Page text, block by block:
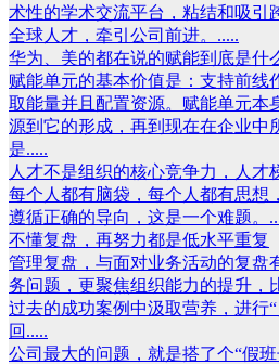
术性的学术交流平台，粘结和吸引
全球人才，牵引公司前进。.....
华为、美的都在说的赋能到底是什
赋能单元的基本价值是：支持前线
取能量并且配置资源。赋能单元本
源到它的形成，再到现在在企业中
是.....
人才不是组织的核心竞争力，人才
每个人都有脑袋，每个人都有思想
遵循正确的导向，这是一个难题。
不懂复盘，再努力都是低水平重复
管理复盘，与面对业务活动的复盘
务问题，更聚焦组织能力的提升，
过去的成功案例中汲取营养，进行
回.....
公司最大的问题，就是搭了个“假班